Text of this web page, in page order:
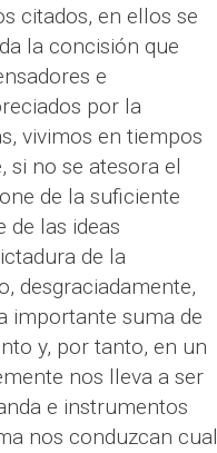
citados, en ellos se
la concisión que
e
por la
vivimos en tiempos
si no se atesora el
de la suficiente
de las ideas
de la
desgraciadamente,
importante suma de
y, por tanto, en un
nos lleva a ser
e instrumentos
nos conduzcan cual